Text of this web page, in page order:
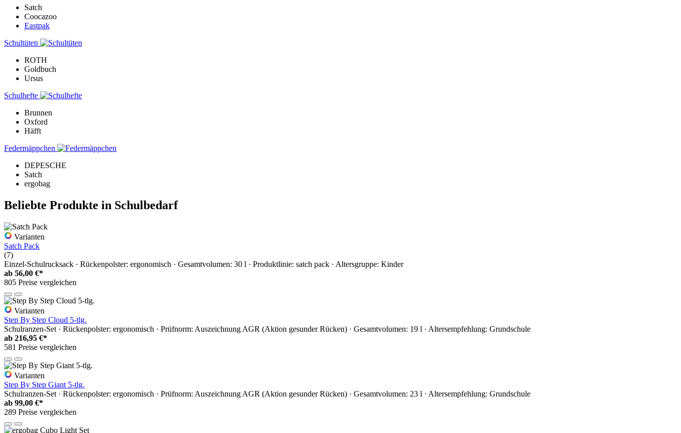
Satch
Coocazoo
Eastpak
Schultüten
ROTH
Goldbuch
Ursus
Schulhefte
Brunnen
Oxford
Häfft
Federmäppchen
DEPESCHE
Satch
ergobag
Beliebte Produkte in Schulbedarf
Varianten
Satch Pack
(7)
Einzel-Schulrucksack · Rückenpolster: ergonomisch · Gesamtvolumen: 30 l · Produktlinie: satch pack · Altersgruppe: Kinder
ab 56,00 €*
805 Preise vergleichen
Varianten
Step By Step Cloud 5-tlg.
Schulranzen-Set · Rückenpolster: ergonomisch · Prüfnorm: Auszeichnung AGR (Aktion gesunder Rücken) · Gesamtvolumen: 19 l · Altersempfehlung: Grundschule
ab 216,95 €*
581 Preise vergleichen
Varianten
Step By Step Giant 5-tlg.
Schulranzen-Set · Rückenpolster: ergonomisch · Prüfnorm: Auszeichnung AGR (Aktion gesunder Rücken) · Gesamtvolumen: 23 l · Altersempfehlung: Grundschule
ab 99,00 €*
289 Preise vergleichen